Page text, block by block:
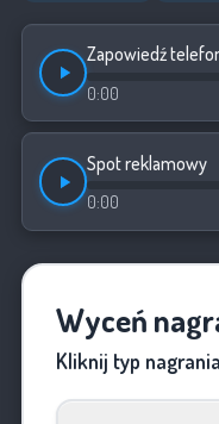
Zapowiedź
0:00
Spot reklamowy
0:00
Wyceń
Kliknij typ nagrania